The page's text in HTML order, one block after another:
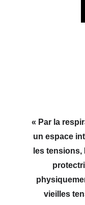
« Par la
un espace
les
vieilles